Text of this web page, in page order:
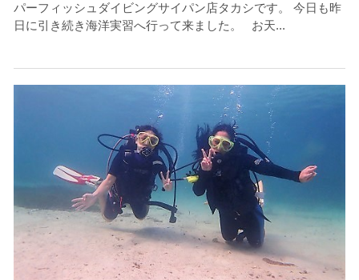
パーフィッシュダイビングサイパン店タカシです。 今日も昨
日に引き続き海洋実習へ行って来ました。 お天...